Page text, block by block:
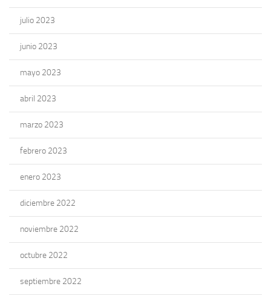
julio 2023
junio 2023
mayo 2023
abril 2023
marzo 2023
febrero 2023
enero 2023
diciembre 2022
noviembre 2022
octubre 2022
septiembre 2022